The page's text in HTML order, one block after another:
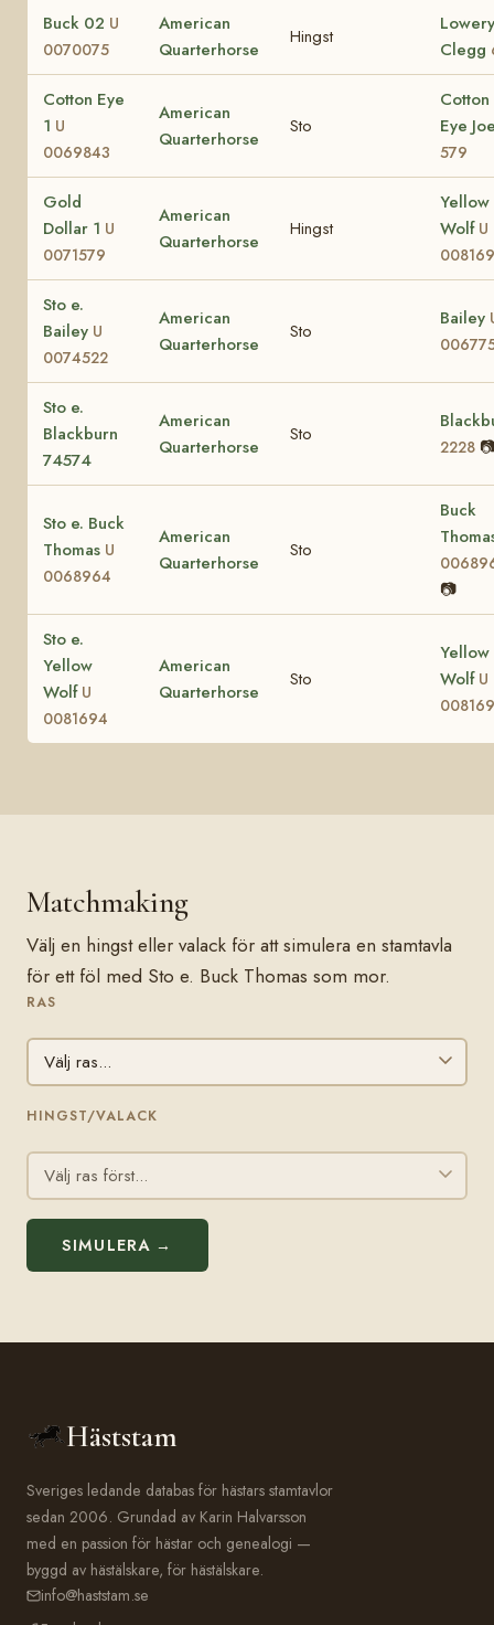
Buck 02 U
0070075
American
Quarterhorse
Hingst
Lowery
Clegg
Cotton Eye
1 U
0069843
American
Quarterhorse
Sto
Cotton
Eye
579
Gold
Dollar 1 U
0071579
American
Quarterhorse
Hingst
Yellow
Wolf U
Sto e.
Bailey U
0074522
American
Quarterhorse
Sto
Bailey
Sto e.
Blackburn
74574
American
Quarterhorse
Sto
2228
Sto e. Buck
Thomas U
0068964
American
Quarterhorse
Sto
Buck
📷
Sto e.
Yellow
Wolf U
0081694
American
Quarterhorse
Sto
Yellow
Wolf U
Matchmaking
Välj en hingst eller valack för att simulera en stamtavla
för ett föl med Sto e. Buck Thomas som mor.
RAS
HINGST/VALACK
SIMULERA →
Häststam
Sveriges ledande databas för hästars stamtavlor
sedan 2006. Grundad av Karin Halvarsson
med en passion för hästar och genealogi —
byggd av hästälskare, för hästälskare.
info@haststam.se